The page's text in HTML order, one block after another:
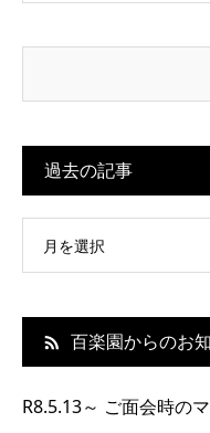
過去の記事
月を選択
百楽園からのお
R8.5.13～ ご面会時の